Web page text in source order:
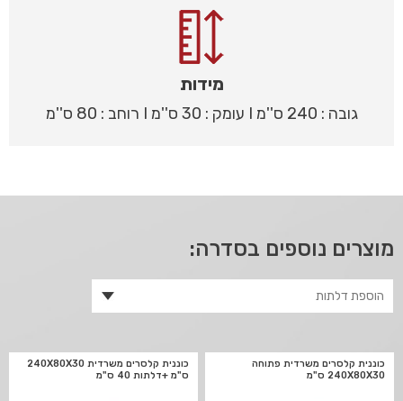
מידות
גובה : 240 ס''מ I עומק : 30 ס''מ I רוחב : 80 ס''מ
מוצרים נוספים בסדרה:
כוננית קלסרים משרדית פתוחה
240X80X30 ס"מ
כוננית קלסרים משרדית 240X80X30
ס"מ +דלתות 40 ס"מ